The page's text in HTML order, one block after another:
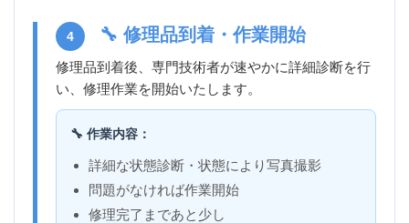
4 🔧 修理品到着・作業開始
修理品到着後、専門技術者が速やかに詳細診断を行
い、修理作業を開始いたします。
🔧 作業内容：
詳細な状態診断・状態により写真撮影
問題がなければ作業開始
修理完了まであと少し